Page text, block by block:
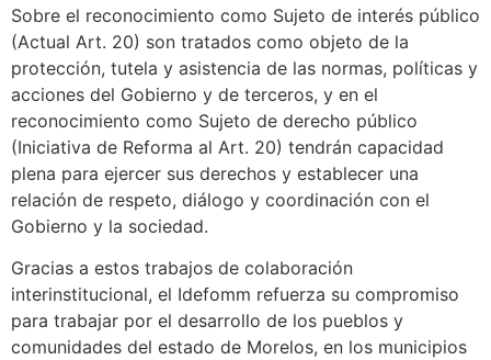
Sobre el reconocimiento como Sujeto de interés público
(Actual Art. 20) son tratados como objeto de la
protección, tutela y asistencia de las normas, políticas y
acciones del Gobierno y de terceros, y en el
reconocimiento como Sujeto de derecho público
(Iniciativa de Reforma al Art. 20) tendrán capacidad
plena para ejercer sus derechos y establecer una
relación de respeto, diálogo y coordinación con el
Gobierno y la sociedad.
Gracias a estos trabajos de colaboración
interinstitucional, el Idefomm refuerza su compromiso
para trabajar por el desarrollo de los pueblos y
comunidades del estado de Morelos, en los municipios